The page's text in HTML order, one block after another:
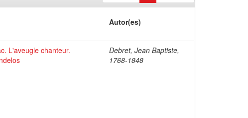
Autor(es)
L'aveugle chanteur.
Debret, Jean Baptiste,
1768-1848